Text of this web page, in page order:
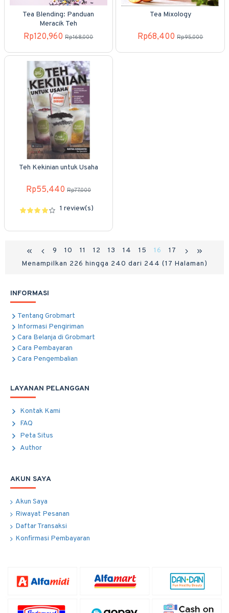
Tea Blending: Panduan
Meracik Teh
Rp120,960 Rp168,000
Tea Mixology
Rp68,400 Rp95,000
Teh Kekinian untuk Usaha
Rp55,440 Rp77,000
1 review(s)
9 10 11 12 13 14 15 16
17
Menampilkan 226 hingga 240 dari 244 (17 Halaman)
INFORMASI
Tentang Grobmart
Informasi Pengiriman
Cara Belanja di Grobmart
Cara Pembayaran
Cara Pengembalian
LAYANAN PELANGGAN
Kontak Kami
FAQ
Peta Situs
Author
AKUN SAYA
Akun Saya
Riwayat Pesanan
Daftar Transaksi
Konfirmasi Pembayaran